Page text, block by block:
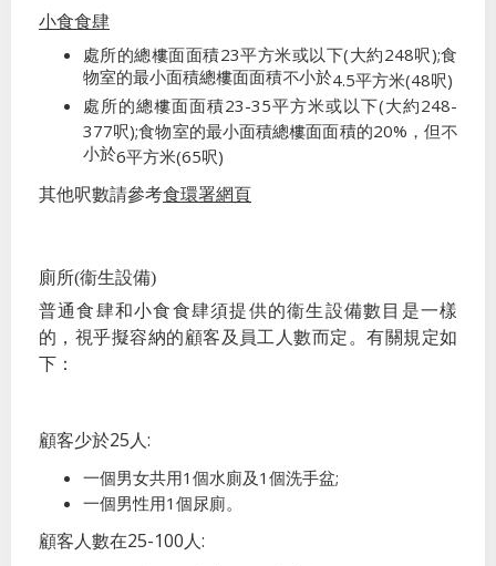
小食食肆
處所的總樓面面積23平方米或以下(大約248呎 );食
物室的最小面積總樓面面積不小於4.5平方米(48呎)
處所的總樓面面積23-35平方米或以下(大約248-
377呎);食物室的最小面積總樓面面積的20% ，但不
小於6平方米(65呎)
其他呎數請參考食環署網頁
廁所(衞生設備)
普通食肆和小食食肆須提供的衞生設備數目是一樣
的，視乎擬容納的顧客及員工人數而定。有關規定如
下：
顧客少於25 人 :
一個男女共用1 個水廁及 1 個洗手盆;
一個男性用1 個尿廁。
顧客人數在25-100 人 :